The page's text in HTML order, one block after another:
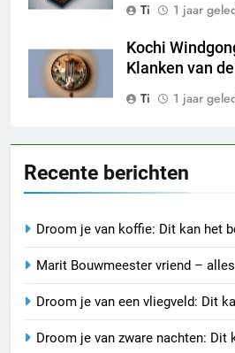
Ti
1 jaar
Kochi
Klanken van
Ti
1 jaar
Recente berichten
Droom je van koffie: Dit kan het
Marit Bouwmeester vriend –
Droom je van een vliegveld: Dit
Droom je van zware nachten: Dit